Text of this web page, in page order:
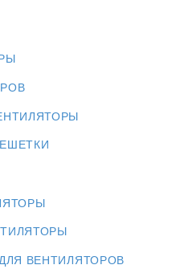
ВЕНТИЛЯТОРОВ